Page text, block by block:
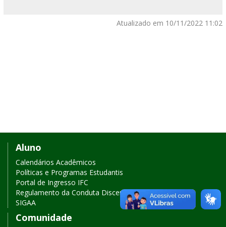
Atualizado em 10/11/2022 11:02
Links
de
acesso
rápido
Aluno
Calendários Acadêmicos
Políticas e Programas Estudantis
Portal de Ingresso IFC
Regulamento da Conduta Discente
SIGAA
Comunidade